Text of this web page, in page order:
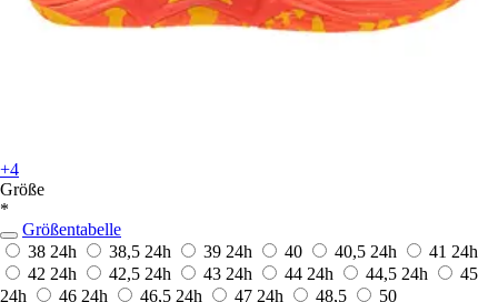
+4
Größe
*
Größentabelle
38 24h 38,5 24h 39 24h 40 40,5 24h 41 24h
42 24h 42,5 24h 43 24h 44 24h 44,5 24h
45
24h
46 24h 46,5 24h 47 24h 48,5 50